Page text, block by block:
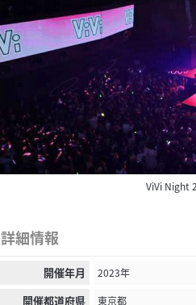
ViVi Night
詳細情報
開催年月 2023年
開催都道府県 東京都